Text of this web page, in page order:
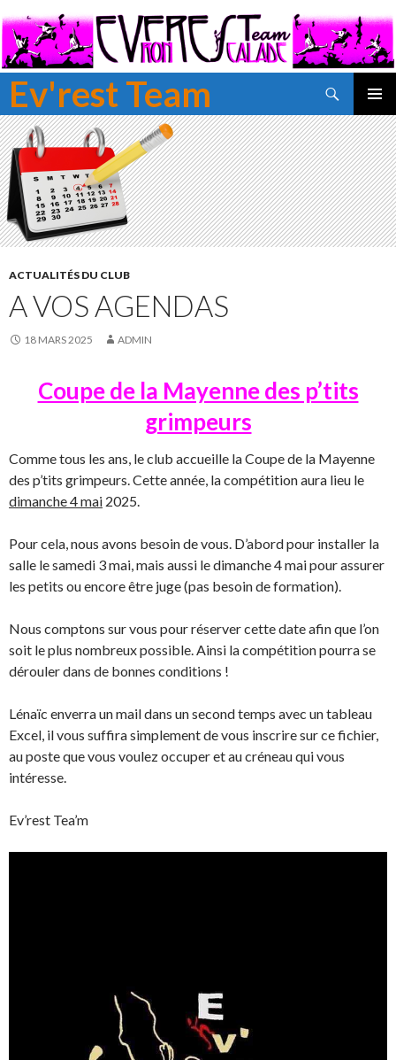
Ev'rest Team
Recherche
MENU
ALLER
AU
CONTENU
PRINCIPAL
ACTUALITÉS DU CLUB
A VOS AGENDAS
18 MARS 2025 ADMIN
Coupe de la Mayenne des p’tits
grimpeurs
Comme tous les ans, le club accueille la Coupe de la Mayenne
des p’tits grimpeurs. Cette année, la compétition aura lieu le
dimanche 4 mai 2025.
Pour cela, nous avons besoin de vous. D’abord pour installer la
salle le samedi 3 mai, mais aussi le dimanche 4 mai pour assurer
les petits ou encore être juge (pas besoin de formation).
Nous comptons sur vous pour réserver cette date afin que l’on
soit le plus nombreux possible. Ainsi la compétition pourra se
dérouler dans de bonnes conditions !
Lénaïc enverra un mail dans un second temps avec un tableau
Excel, il vous suffira simplement de vous inscrire sur ce fichier,
au poste que vous voulez occuper et au créneau qui vous
intéresse.
Ev’rest Tea’m